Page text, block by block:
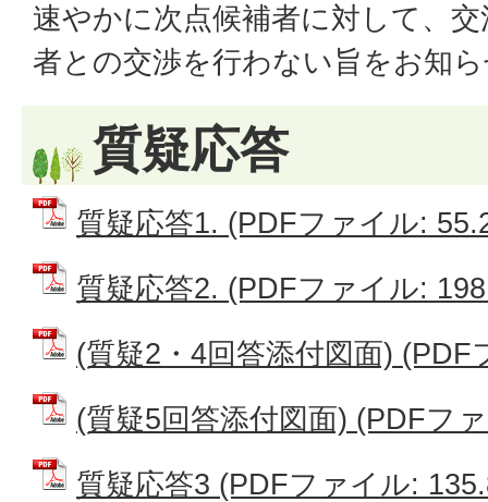
速やかに次点候補者に対して、
者との交渉を行わない旨をお知
質疑応答
質疑応答1. (PDFファイル:
質疑応答2. (PDFファイル:
(質疑2・4回答添付図面) (PDF
(質疑5回答添付図面) (PDFフ
質疑応答3 (PDFファイル: